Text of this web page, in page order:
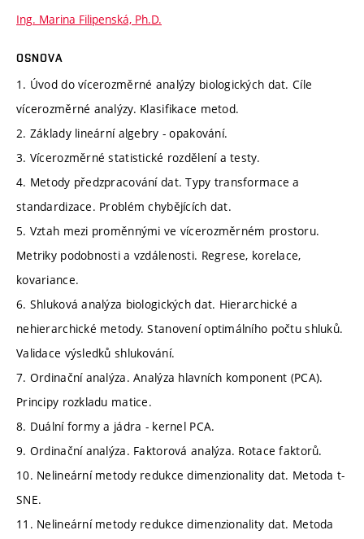
Ing. Marina Filipenská, Ph.D.
OSNOVA
1. Úvod do vícerozměrné analýzy biologických dat. Cíle
vícerozměrné analýzy. Klasifikace metod.
2. Základy lineární algebry - opakování.
3. Vícerozměrné statistické rozdělení a testy.
4. Metody předzpracování dat. Typy transformace a
standardizace. Problém chybějících dat.
5. Vztah mezi proměnnými ve vícerozměrném prostoru.
Metriky podobnosti a vzdálenosti. Regrese, korelace,
kovariance.
6. Shluková analýza biologických dat. Hierarchické a
nehierarchické metody. Stanovení optimálního počtu shluků.
Validace výsledků shlukování.
7. Ordinační analýza. Analýza hlavních komponent (PCA).
Principy rozkladu matice.
8. Duální formy a jádra - kernel PCA.
9. Ordinační analýza. Faktorová analýza. Rotace faktorů.
10. Nelineární metody redukce dimenzionality dat. Metoda t-
SNE.
11. Nelineární metody redukce dimenzionality dat. Metoda